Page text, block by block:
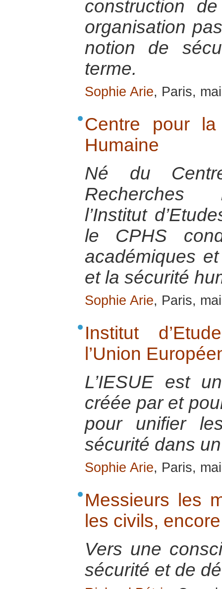
construction
organisation
notion de
terme.
Sophie Arie, Paris,
Centre pour
Humaine
Né du
Recherches
l’Institut
le CPHS
académiques
et la sécurité
Sophie Arie, Paris,
Institut
l’Union
L’IESUE est
créée par et
pour unifier
sécurité dans
Sophie Arie, Paris,
Messieurs les
les civils,
Vers une
sécurité et de